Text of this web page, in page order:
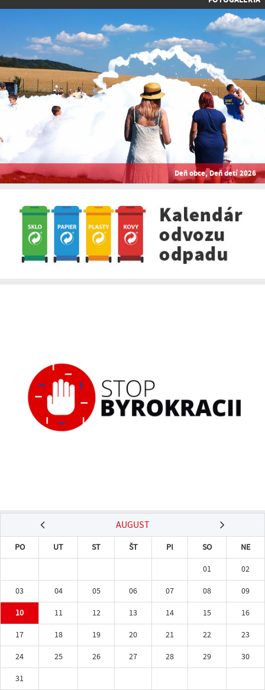
Deň obce, Deň detí 2026
AUGUST
PO UT ST ŠT PI SO
NE
01
02
03
04 05 06 07 08
09
10
11 12 13 14 15
16
17
18 19 20 21 22
23
24
25 26 27 28 29
30
31